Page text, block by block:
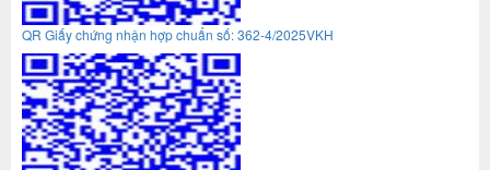
QR Giấy chứng nhận hợp chuẩn số: 362-4/2025VKH